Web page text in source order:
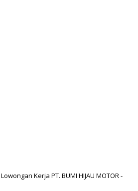
Lowongan Kerja PT. BUMI HIJAU MOTOR -